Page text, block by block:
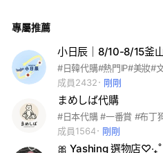
專屬推薦
小日辰｜8/10-8/15釜
#日韓代購#熱門IP#美妝#
成員2432
剛剛
まめしば代購
#日本代購 #一番賞 #布丁
成員1564
剛剛
🎀 Yashing 選物店♡‧₊˚